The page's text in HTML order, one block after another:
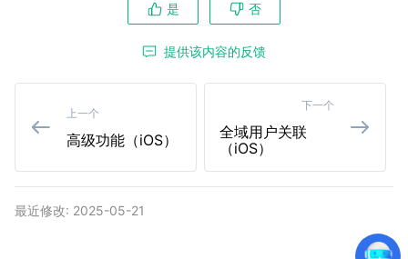
是 否
提供该内容的反馈
上一个
高级功能（iOS）
下一个
全域用户关联
（iOS）
最近修改: 2025-05-21